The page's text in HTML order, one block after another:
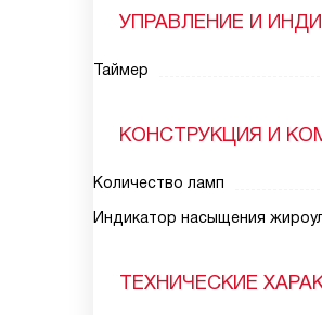
УПРАВЛЕНИЕ И
Таймер
КОНСТРУКЦИЯ И
Количество ламп
Индикатор насыщения
ТЕХНИЧЕСКИЕ